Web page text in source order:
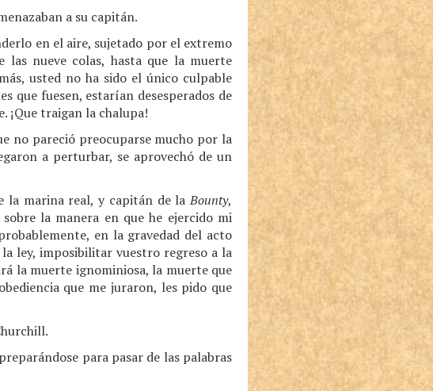
a su capitán.
en el aire, sujetado por el extremo
nueve colas, hasta que la muerte
usted no ha sido el único culpable
que fuesen, estarían desesperados de
¡Que traigan la chalupa!
no pareció preocuparse mucho por la
a perturbar, se aprovechó de un
la marina real, y capitán de laBounty,
la manera en que he ejercido mi
en la gravedad del acto
ley, imposibilitar vuestro regreso a la
la muerte ignominiosa, la muerte que
que me juraron, les pido que
para pasar de las palabras